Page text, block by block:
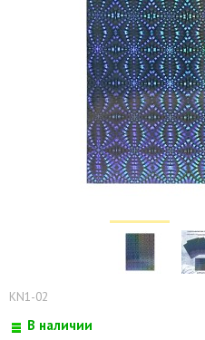
KN1-02
В наличии